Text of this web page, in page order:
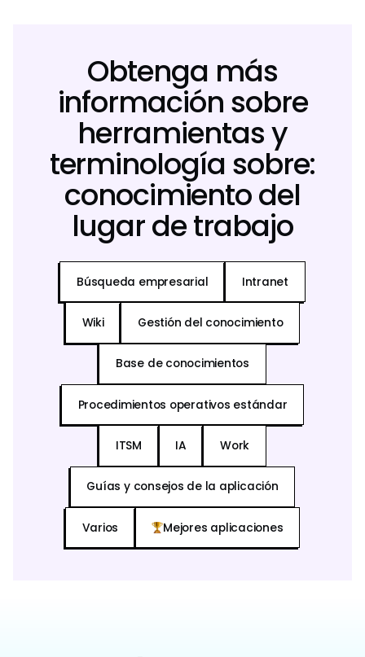
Obtenga más
información sobre
herramientas y
terminología sobre:
conocimiento del
lugar de trabajo
Búsqueda empresarial Intranet
Wiki Gestión del conocimiento
Base de conocimientos
Procedimientos operativos estándar
ITSM IA Work
Guías y consejos de la aplicación
Varios Mejores aplicaciones